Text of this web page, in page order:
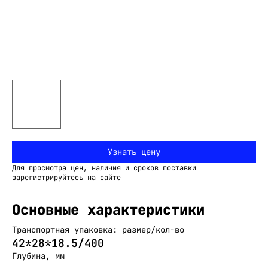
Узнать цену
Для просмотра цен, наличия и сроков поставки
зарегистрируйтесь на сайте
Основные характеристики
Транспортная упаковка: размер/кол-во
42*28*18.5/400
Глубина, мм